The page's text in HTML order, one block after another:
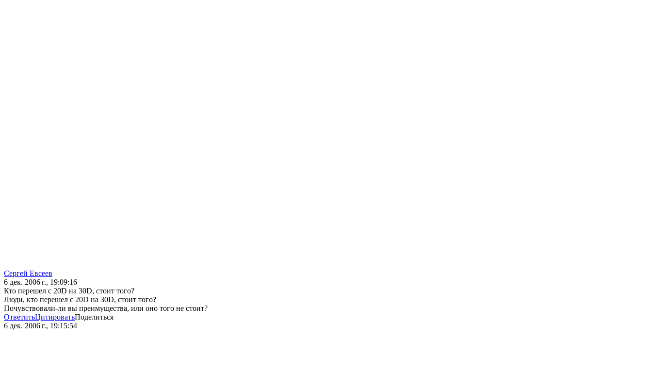
Сергей Евсеев
6 дек. 2006 г., 19:09:16
Кто перешел с 20D на 30D, стоит того?
Люди, кто перешел с 20D на 30D, стоит того?
Почувствовали-ли вы преимущества, или оно того не стоит?
ОтветитьЦитироватьПоделиться
6 дек. 2006 г., 19:15:54